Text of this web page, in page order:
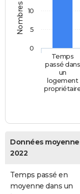
Temps
passé dans
un
logement
0
5
10
Données
2022
Temps passé en
moyenne dans un